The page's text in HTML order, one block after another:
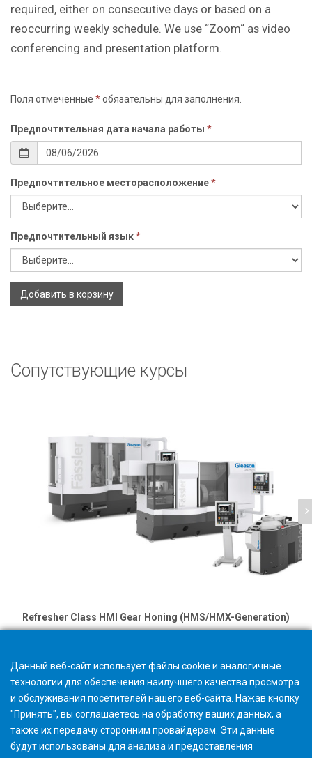
required, either on consecutive days or based on a
reoccurring weekly schedule. We use “Zoom“ as video
conferencing and presentation platform.
Поля отмеченные *обязательны для заполнения.
Предпочтительная дата начала работы *
Предпочтительное месторасположение*
Предпочтительный язык*
Добавить в корзину
Сопутствующие курсы
Refresher Class HMI Gear Honing (HMS/HMX-Generation)
Данный веб-сайт использует файлы cookie и аналогичные
технологии для обеспечения наилучшего качества просмотра
и обслуживания посетителей нашего веб-сайта. Нажав кнопку
"Принять", вы соглашаетесь на обработку ваших данных, а
также их передачу сторонним провайдерам. Эти данные
будут использованы для анализа и предоставления